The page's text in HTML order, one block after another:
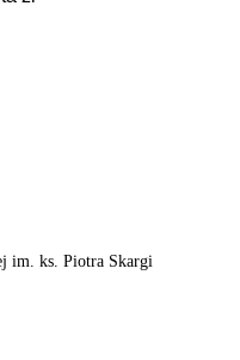
im. ks. Piotra Skargi